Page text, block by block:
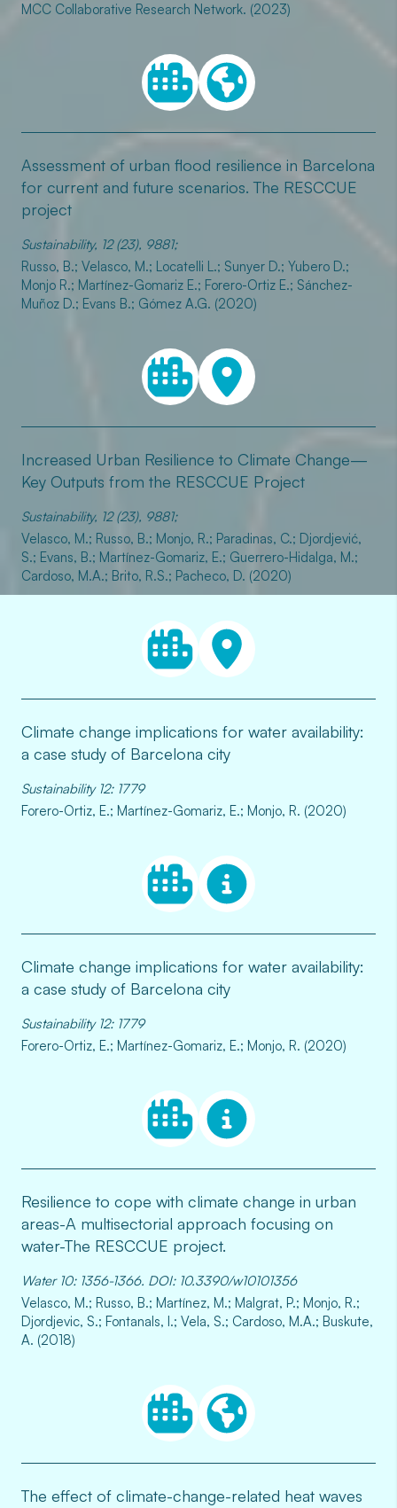
MCC Collaborative Research Network. (2023)
Assessment of urban flood resilience in Barcelona
for current and future scenarios. The RESCCUE
project
Sustainability, 12 (23), 9881;
Russo, B.; Velasco, M.; Locatelli L.; Sunyer D.; Yubero D.;
Monjo R.; Martínez-Gomariz E.; Forero-Ortiz E.; Sánchez-
Muñoz D.; Evans B.; Gómez A.G. (2020)
Increased Urban Resilience to Climate Change—
Key Outputs from the RESCCUE Project
Sustainability, 12 (23), 9881;
Velasco, M.; Russo, B.; Monjo, R.; Paradinas, C.; Djordjević,
S.; Evans, B.; Martínez-Gomariz, E.; Guerrero-Hidalga, M.;
Cardoso, M.A.; Brito, R.S.; Pacheco, D. (2020)
Climate change implications for water availability:
a case study of Barcelona city
Sustainability 12: 1779
Forero-Ortiz, E.; Martínez-Gomariz, E.; Monjo, R. (2020)
Climate change implications for water availability:
a case study of Barcelona city
Sustainability 12: 1779
Forero-Ortiz, E.; Martínez-Gomariz, E.; Monjo, R. (2020)
Resilience to cope with climate change in urban
areas-A multisectorial approach focusing on
water-The RESCCUE project.
Water 10: 1356-1366. DOI: 10.3390/w10101356
Velasco, M.; Russo, B.; Martínez, M.; Malgrat, P.; Monjo, R.;
Djordjevic, S.; Fontanals, I.; Vela, S.; Cardoso, M.A.; Buskute,
A. (2018)
The effect of climate-change-related heat waves